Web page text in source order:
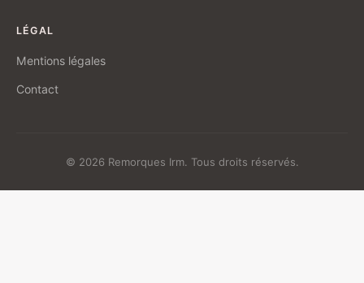
LÉGAL
Mentions légales
Contact
© 2026 Remorques Irm. Tous droits réservés.